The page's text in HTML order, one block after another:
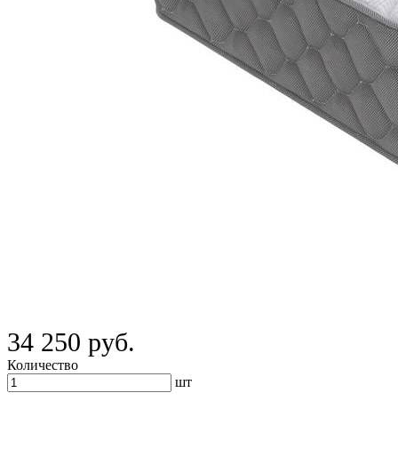
34 250 руб.
Количество
шт